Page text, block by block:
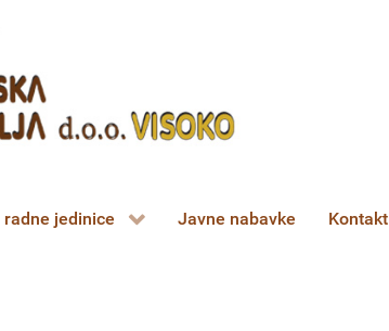
jedinice Javne nabavke Kontakt